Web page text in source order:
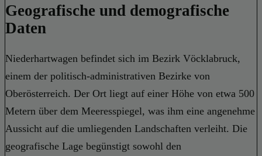
Geografische und demografische
Daten
Niederhartwagen befindet sich im Bezirk Vöcklabruck,
einem der politisch-administrativen Bezirke von
Oberösterreich. Der Ort liegt auf einer Höhe von etwa 500
Metern über dem Meeresspiegel, was ihm eine angenehme
Aussicht auf die umliegenden Landschaften verleiht. Die
geografische Lage begünstigt sowohl den